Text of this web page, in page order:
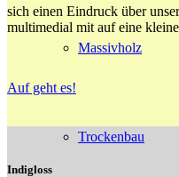
Massivholz
Trockenbau
sich einen Eindruck über
multimedial mit auf eine
Auf geht es!
Indigloss